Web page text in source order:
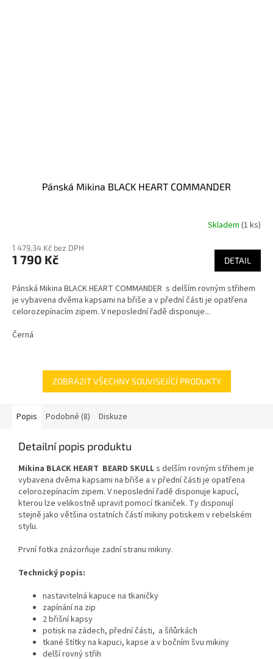
Pánská Mikina BLACK HEART COMMANDER
Skladem (1 ks)
1 479,34 Kč bez DPH
1 790 Kč DETAIL
Pánská Mikina BLACK HEART COMMANDER s delším rovným střihem
je vybavena dvěma kapsami na břiše a v přední části je opatřena
celorozepínacím zipem. V neposlední řadě disponuje...
Černá
ZOBRAZIT VŠECHNY SOUVISEJÍCÍ PRODUKTY
Popis Podobné (8) Diskuze
Detailní popis produktu
Mikina BLACK HEART BEARD SKULLs delším rovným střihem je
vybavena dvěma kapsami na břiše a v přední části je opatřena
celorozepínacím zipem. V neposlední řadě disponuje kapucí,
kterou lze velikostně upravit pomocí tkaniček. Ty disponují
stejně jako většina ostatních částí mikiny potiskem v rebelském
stylu.
První fotka znázorňuje zadní stranu mikiny.
Technický popis:
nastavitelná kapuce na tkaničky
zapínání na zip
2 břišní kapsy
potisk na zádech, přední části, a šňůrkách
tkané štítky na kapuci, kapse a v bočním švu mikiny
delší rovný střih